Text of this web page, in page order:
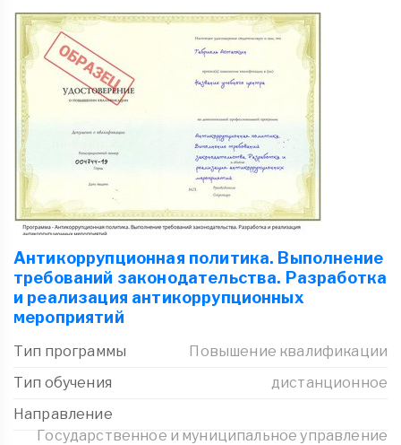
Антикоррупционная политика. Выполнение
требований законодательства. Разработка
и реализация антикоррупционных
мероприятий
Тип программы
Повышение квалификации
Тип обучения
дистанционное
Направление
Государственное и муниципальное управление